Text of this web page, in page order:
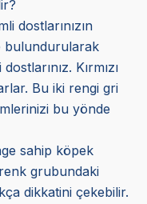
dostlarınızın
bulundurularak
Kırmızı
Bu iki rengi gri
bu yönde
sahip köpek
grubundaki
dikkatini çekebilir.